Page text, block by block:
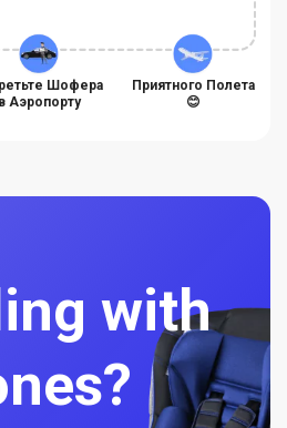
Шофера
в Аэропорту
Приятного Полета
😊
with